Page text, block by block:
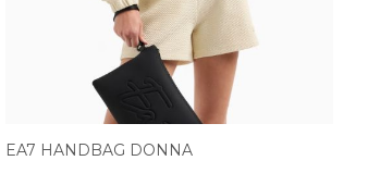
EA7 HANDBAG DONNA